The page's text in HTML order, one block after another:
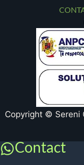
Copyright © Sereni
Contact